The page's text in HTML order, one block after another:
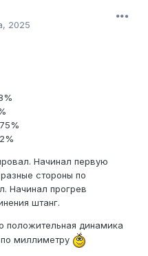
полный комплект от
колпака, но вроде
попробовать 3
в дневнике
скопом за
по
2025
Начинал первую
стороны по
Начинал прогрев
штанг.
положительная динамика
миллиметру